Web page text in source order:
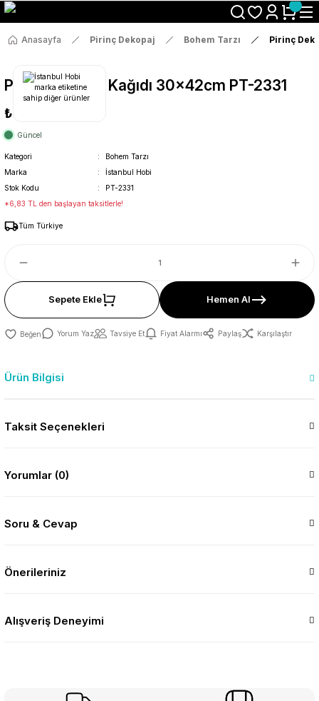
Size Özel "HG10" Koduyla Sepette Hemen %10 İndirimi Kaçırma
Anasayfa Pirinç Dekopaj Bohem Tarzı Pirinç
Pirinç Dekopaj Kağıdı 30x42cm PT-2331
₺36
Güncel
Kategori
Bohem Tarzı
Marka
İstanbul Hobi
Stok Kodu
PT-2331
*6,83 TL den başlayan taksitlerle!
Tüm Türkiye
Sepete Ekle Hemen Al
Yorum Yaz Tavsiye Et Fiyat Alarmı Paylaş Karşılaştır
Ürün Bilgisi
Taksit Seçenekleri
Yorumlar (0)
Soru & Cevap
Önerileriniz
Alışveriş Deneyimi